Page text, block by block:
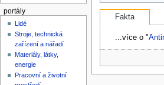
Fakta
...více o "
portály
Lidé
Stroje, technická
zařízení a nářadí
Materiály, látky,
energie
Pracovní a životní